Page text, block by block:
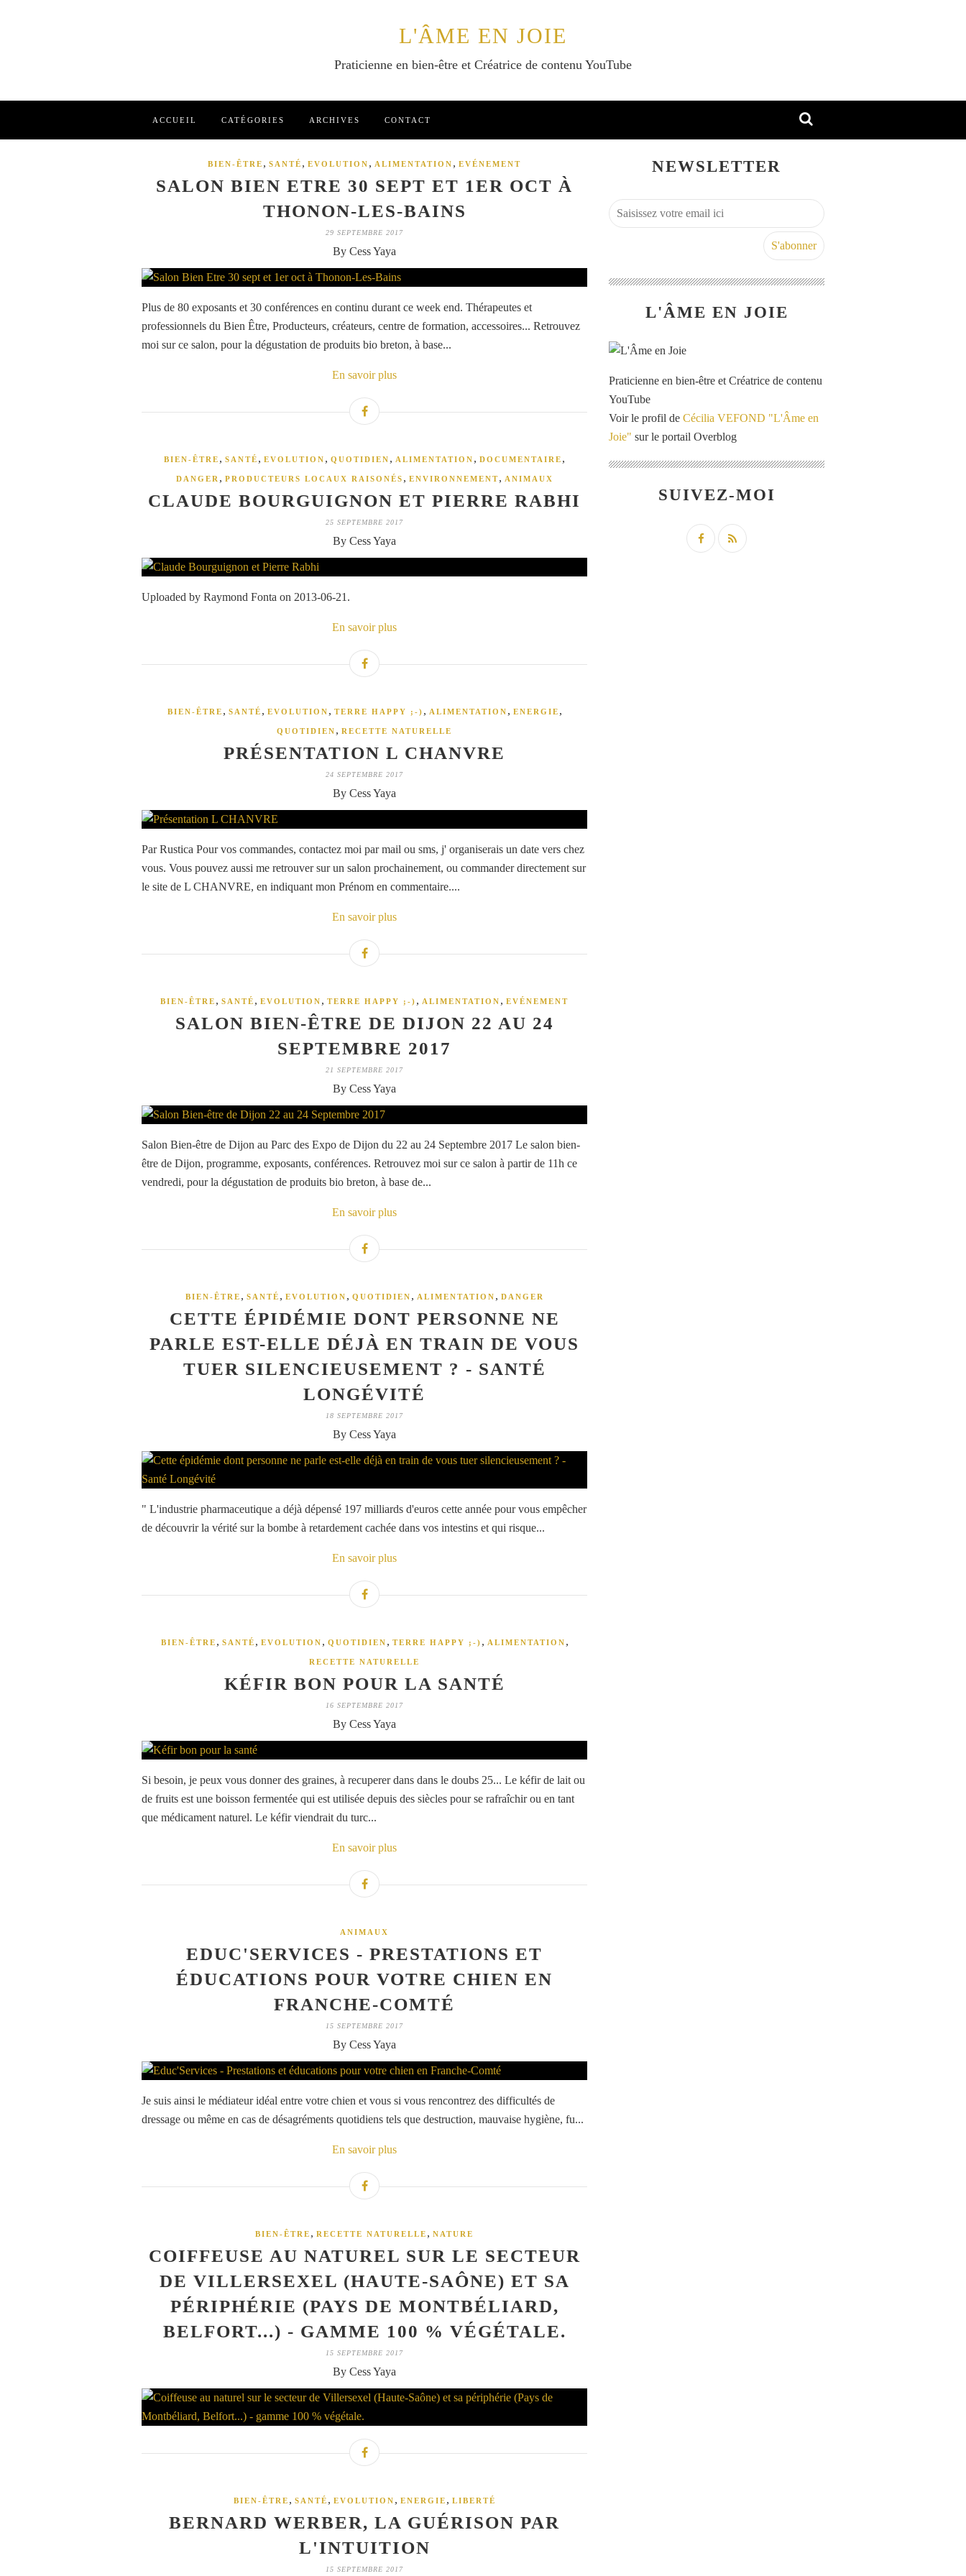
L'ÂME EN JOIE
Praticienne en bien-être et Créatrice de contenu YouTube
ACCUEIL CATÉGORIES ARCHIVES CONTACT
BIEN-ÊTRE , SANTÉ , EVOLUTION , ALIMENTATION , EVÉNEMENT
SALON BIEN ETRE 30 SEPT ET 1ER OCT À
THONON-LES-BAINS
29 SEPTEMBRE 2017
By Cess Yaya
Plus de 80 exposants et 30 conférences en continu durant ce week end. Thérapeutes et
professionnels du Bien Être, Producteurs, créateurs, centre de formation, accessoires... Retrouvez
moi sur ce salon, pour la dégustation de produits bio breton, à base...
En savoir plus
BIEN-ÊTRE , SANTÉ , EVOLUTION , QUOTIDIEN , ALIMENTATION , DOCUMENTAIRE ,
DANGER , PRODUCTEURS LOCAUX RAISONÉS , ENVIRONNEMENT, ANIMAUX
CLAUDE BOURGUIGNON ET PIERRE RABHI
25 SEPTEMBRE 2017
By Cess Yaya
Uploaded by Raymond Fonta on 2013-06-21.
En savoir plus
BIEN-ÊTRE , SANTÉ , EVOLUTION , TERRE HAPPY ;-) , ALIMENTATION , ENERGIE ,
QUOTIDIEN , RECETTE NATURELLE
PRÉSENTATION L CHANVRE
24 SEPTEMBRE 2017
By Cess Yaya
Par Rustica Pour vos commandes, contactez moi par mail ou sms, j' organiserais un date vers chez
vous. Vous pouvez aussi me retrouver sur un salon prochainement, ou commander directement sur
le site de L CHANVRE, en indiquant mon Prénom en commentaire....
En savoir plus
BIEN-ÊTRE , SANTÉ , EVOLUTION , TERRE HAPPY ;-) , ALIMENTATION , EVÉNEMENT
SALON BIEN-ÊTRE DE DIJON 22 AU 24
SEPTEMBRE 2017
21 SEPTEMBRE 2017
By Cess Yaya
Salon Bien-être de Dijon au Parc des Expo de Dijon du 22 au 24 Septembre 2017 Le salon bien-
être de Dijon, programme, exposants, conférences. Retrouvez moi sur ce salon à partir de 11h ce
vendredi, pour la dégustation de produits bio breton, à base de...
En savoir plus
BIEN-ÊTRE , SANTÉ , EVOLUTION , QUOTIDIEN , ALIMENTATION , DANGER
CETTE ÉPIDÉMIE DONT PERSONNE NE
PARLE EST-ELLE DÉJÀ EN TRAIN DE VOUS
TUER SILENCIEUSEMENT ? - SANTÉ
LONGÉVITÉ
18 SEPTEMBRE 2017
By Cess Yaya
" L'industrie pharmaceutique a déjà dépensé 197 milliards d'euros cette année pour vous empêcher
de découvrir la vérité sur la bombe à retardement cachée dans vos intestins et qui risque...
En savoir plus
BIEN-ÊTRE , SANTÉ , EVOLUTION , QUOTIDIEN , TERRE HAPPY ;-) , ALIMENTATION ,
RECETTE NATURELLE
KÉFIR BON POUR LA SANTÉ
16 SEPTEMBRE 2017
By Cess Yaya
Si besoin, je peux vous donner des graines, à recuperer dans dans le doubs 25... Le kéfir de lait ou
de fruits est une boisson fermentée qui est utilisée depuis des siècles pour se rafraîchir ou en tant
que médicament naturel. Le kéfir viendrait du turc...
En savoir plus
ANIMAUX
EDUC'SERVICES - PRESTATIONS ET
ÉDUCATIONS POUR VOTRE CHIEN EN
FRANCHE-COMTÉ
15 SEPTEMBRE 2017
By Cess Yaya
Je suis ainsi le médiateur idéal entre votre chien et vous si vous rencontrez des difficultés de
dressage ou même en cas de désagréments quotidiens tels que destruction, mauvaise hygiène, fu...
En savoir plus
BIEN-ÊTRE , RECETTE NATURELLE , NATURE
COIFFEUSE AU NATUREL SUR LE SECTEUR
DE VILLERSEXEL (HAUTE-SAÔNE) ET SA
PÉRIPHÉRIE (PAYS DE MONTBÉLIARD,
BELFORT...) - GAMME 100 % VÉGÉTALE.
15 SEPTEMBRE 2017
By Cess Yaya
BIEN-ÊTRE , SANTÉ , EVOLUTION , ENERGIE , LIBERTÉ
BERNARD WERBER, LA GUÉRISON PAR
L'INTUITION
15 SEPTEMBRE 2017
NEWSLETTER
L'ÂME EN JOIE
Praticienne en bien-être et Créatrice de contenu
YouTube
Voir le profil de Cécilia VEFOND "L'Âme en
Joie" sur le portail Overblog
SUIVEZ-MOI